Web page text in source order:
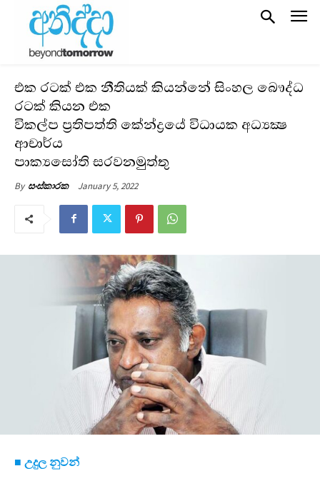
එක රටක් එක නීතියක් කියන්නේ සිංහල බෞද්ධ
රටක් කියන එක
විකල්ප ප්‍රතිපත්ති කේන්ද්‍රයේ විධායක අධ්‍යක්‍ෂ
ආචාර්ය
පාක්‍යසෝති සරවනමුත්තු
By සංස්කාරක January 5, 2022
■ උදුල නුවන්